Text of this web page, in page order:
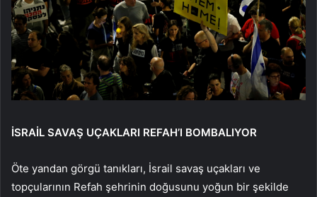
İSRAİL SAVAŞ UÇAKLARI REFAH’I BOMBALIYOR
Öte yandan görgü tanıkları, İsrail savaş uçakları ve
topçularının Refah şehrinin doğusunu yoğun bir şekilde